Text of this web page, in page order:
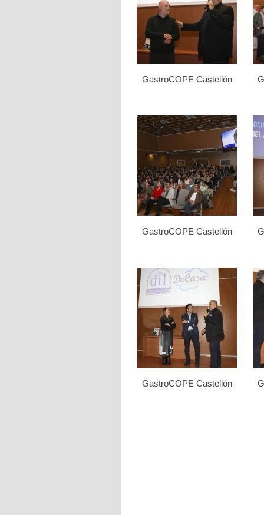
GastroCOPE Castellón
GastroCOPE Castellón
GastroCOPE Castellón